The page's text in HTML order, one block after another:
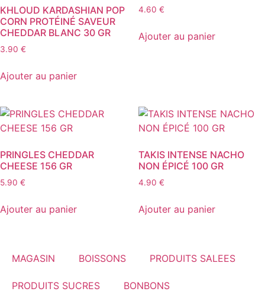
KHLOUD KARDASHIAN POP
CORN PROTÉINÉ SAVEUR
CHEDDAR BLANC 30 GR
3.90 €
Ajouter au panier
4.60 €
Ajouter au panier
PRINGLES CHEDDAR
CHEESE 156 GR
5.90 €
Ajouter au panier
TAKIS INTENSE NACHO
NON ÉPICÉ 100 GR
4.90 €
Ajouter au panier
MAGASIN BOISSONS PRODUITS SALEES
PRODUITS SUCRES BONBONS